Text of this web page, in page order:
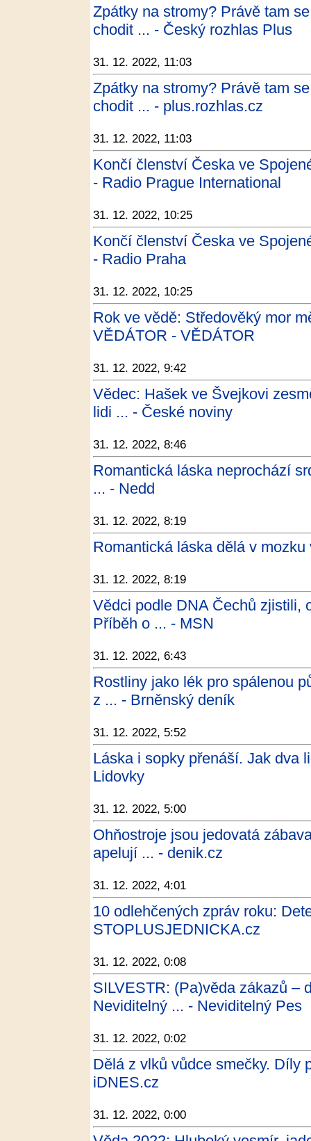
Zpátky na stromy? Právě tam
chodit ... - Český rozhlas Plus
31. 12. 2022, 11:03
Zpátky na stromy? Právě tam
chodit ... - plus.rozhlas.cz
31. 12. 2022, 11:03
Končí členství Česka ve
- Radio Prague International
31. 12. 2022, 10:25
Končí členství Česka ve
- Radio Praha
31. 12. 2022, 10:25
Rok ve vědě: Středověký mor
VĚDÁTOR - VĚDÁTOR
31. 12. 2022, 9:42
Vědec: Hašek ve Švejkovi
lidi ... - České noviny
31. 12. 2022, 8:46
Romantická láska neprochází
... - Nedd
31. 12. 2022, 8:19
Romantická láska dělá v
31. 12. 2022, 8:19
Vědci podle DNA Čechů zjistili,
Příběh o ... - MSN
31. 12. 2022, 6:43
Rostliny jako lék pro spálenou
z ... - Brněnský deník
31. 12. 2022, 5:52
Láska i sopky přenáší. Jak dva
Lidovky
31. 12. 2022, 5:00
Ohňostroje jsou jedovatá
apelují ... - denik.cz
31. 12. 2022, 4:01
10 odlehčených zpráv roku:
STOPLUSJEDNICKA.cz
31. 12. 2022, 0:08
SILVESTR: (Pa)věda zákazů –
Neviditelný ... - Neviditelný Pes
31. 12. 2022, 0:02
Dělá z vlků vůdce smečky. Díly
iDNES.cz
31. 12. 2022, 0:00